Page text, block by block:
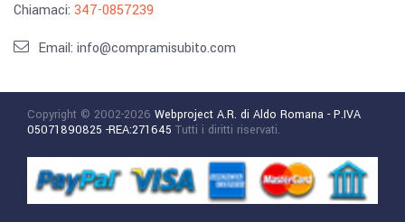
Chiamaci: 347-0857239
Email: info@compramisubito.com
Copyright © 2002-2026 Webproject A.R. di Aldo Romana - P.IVA
05071890825 -REA:271645 Tutti i diritti riservati.